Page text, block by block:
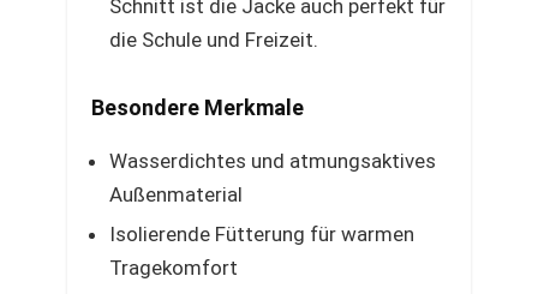
Schnitt ist die Jacke auch perfekt für
die Schule und Freizeit.
Besondere Merkmale
Wasserdichtes und atmungsaktives
Außenmaterial
Isolierende Fütterung für warmen
Tragekomfort